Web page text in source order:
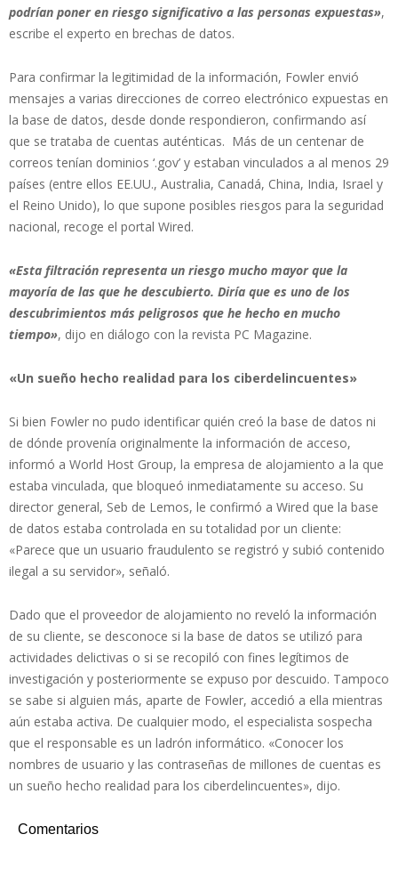
podrían poner en riesgo significativo a las personas expuestas»,
escribe el experto en brechas de datos.
Para confirmar la legitimidad de la información, Fowler envió
mensajes a varias direcciones de correo electrónico expuestas en
la base de datos, desde donde respondieron, confirmando así
que se trataba de cuentas auténticas. Más de un centenar de
correos tenían dominios ‘.gov’ y estaban vinculados a al menos 29
países (entre ellos EE.UU., Australia, Canadá, China, India, Israel y
el Reino Unido), lo que supone posibles riesgos para la seguridad
nacional, recoge el portal Wired.
«Esta filtración representa un riesgo mucho mayor que la
mayoría de las que he descubierto. Diría que es uno de los
descubrimientos más peligrosos que he hecho en mucho
tiempo», dijo en diálogo con la revista PC Magazine.
«Un sueño hecho realidad para los ciberdelincuentes»
Si bien Fowler no pudo identificar quién creó la base de datos ni
de dónde provenía originalmente la información de acceso,
informó a World Host Group, la empresa de alojamiento a la que
estaba vinculada, que bloqueó inmediatamente su acceso. Su
director general, Seb de Lemos, le confirmó a Wired que la base
de datos estaba controlada en su totalidad por un cliente:
«Parece que un usuario fraudulento se registró y subió contenido
ilegal a su servidor», señaló.
Dado que el proveedor de alojamiento no reveló la información
de su cliente, se desconoce si la base de datos se utilizó para
actividades delictivas o si se recopiló con fines legítimos de
investigación y posteriormente se expuso por descuido. Tampoco
se sabe si alguien más, aparte de Fowler, accedió a ella mientras
aún estaba activa. De cualquier modo, el especialista sospecha
que el responsable es un ladrón informático. «Conocer los
nombres de usuario y las contraseñas de millones de cuentas es
un sueño hecho realidad para los ciberdelincuentes», dijo.
Comentarios